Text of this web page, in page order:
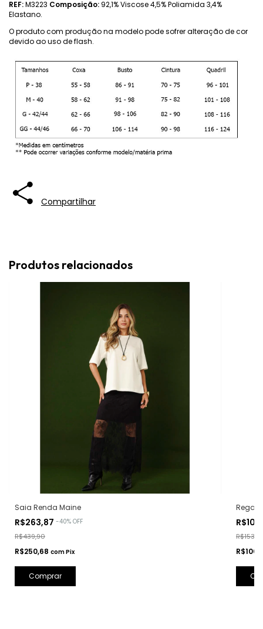
REF:M3223 Composição: 92,1% Viscose 4,5% Poliamida 3,4%
Elastano.
O produto com produção na modelo pode sofrer alteração de cor
devido ao uso de flash.
Compartilhar
Produtos relacionados
Saia Renda Maine
R$263,87 -40% OFF
R$439,90
R$250,68 comPix
Comprar